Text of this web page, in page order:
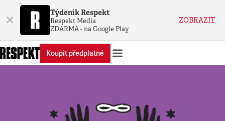
× Týdeník Respekt
Respekt Media
ZDARMA - na Google Play
ZOBRAZIT
Koupit předplatné